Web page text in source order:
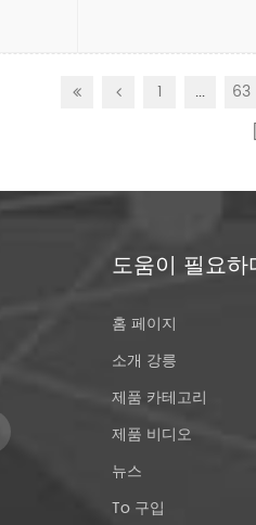
1 ... 63
도움이 필요하
홈 페이지
소개 강릉
제품 카테고리
제품 비디오
뉴스
To 구입